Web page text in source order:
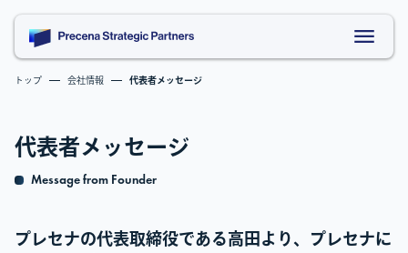
トップ 会社情報 代表者メッセージ
代表者メッセージ
Message from Founder
プレセナの代表取締役である高田より、プレセナに